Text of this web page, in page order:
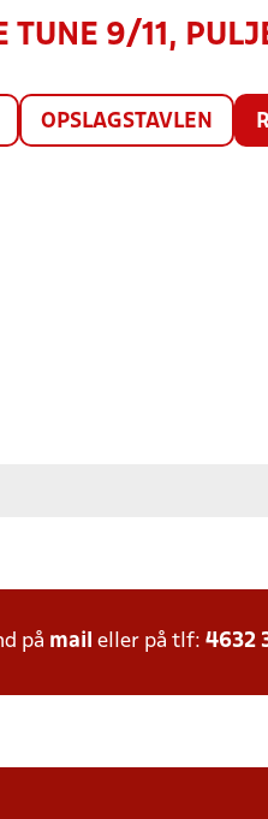
9/11,
OPSLAGSTAVLEN
på mail eller på tlf: 4632